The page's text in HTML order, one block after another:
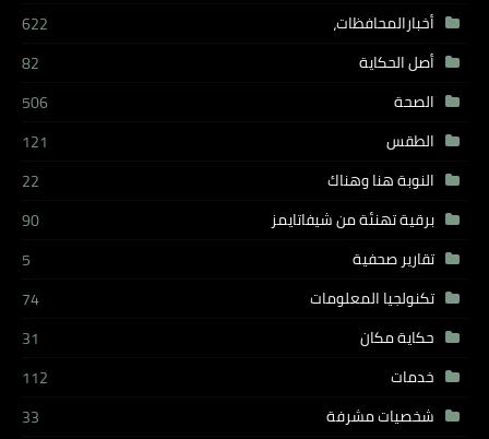
أخبارالمحافظات،
622
أصل الحكاية
82
الصحة
506
الطقس
121
النوبة هنا وهناك
22
برقية تهنئة من شيفاتايمز
90
تقارير صحفية
5
تكنولجيا المعلومات
74
حكاية مكان
31
خدمات
112
شخصيات مشرفة
33